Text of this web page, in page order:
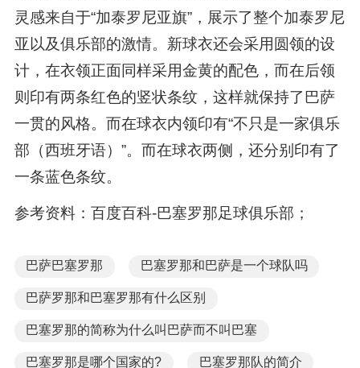
灵感来自于“加泰罗尼亚旗”，展示了整个加泰罗尼
亚以及俱乐部的激情。新球衣还会采用圆领的设
计，在衣领正面同样采用金黄的配色，而在后领
则印有两条红色的竖状条纹，这样就保持了巴萨
一贯的风格。而在球衣内领印有“不只是一家俱乐
部（西班牙语）”。而在球衣两侧，还分别印有了
一条蓝色条纹。
参考资料：百度百科-巴塞罗那足球俱乐部；
巴萨巴塞罗那 巴塞罗那和巴萨是一个球队吗
巴萨罗那和巴塞罗那有什么区别
巴塞罗那的简称为什么叫巴萨而不叫巴塞
巴塞罗那是哪个国家的? 巴塞罗那队的简介